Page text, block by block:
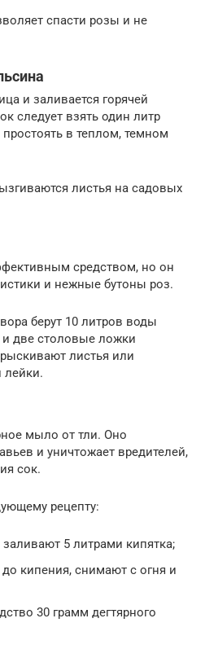
спасти розы и не
и заливается горячей
следует взять один литр
в теплом, темном
листья на садовых
средством, но он
и нежные бутоны роз.
берут 10 литров воды
две столовые ложки
листья или
лейки.
мыло от тли. Оно
и уничтожает вредителей,
сок.
рецепту:
5 литрами кипятка;
до кипения, снимают с огня и
30 грамм дегтярного